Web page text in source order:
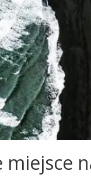
miejsce